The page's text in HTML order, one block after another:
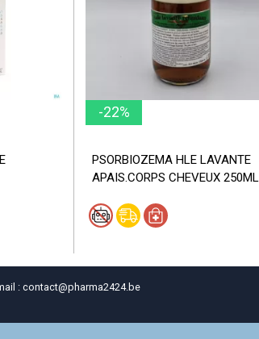
-22%
PSORBIOZEMA HLE LAVANTE
APAIS.CORPS CHEVEUX 250ML
: contact@pharma2424.be